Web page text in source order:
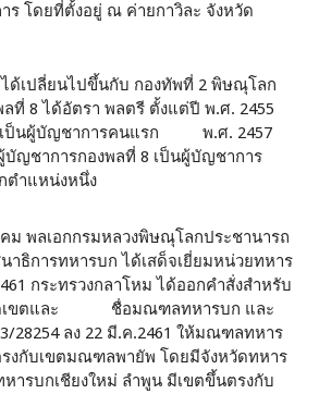
ร โดยที่ตั้งอยู่ ณ ค่ายกาวิละ จังหวัด
ได้เปลี่ยนไปขึ้นกับ กองทัพที่ 2 พิษณุโลก
ที่ 8 ได้อัตรา พลตรี ตั้งแต่ปี พ.ศ. 2455
เป็นผู้บัญชาการคนแรก พ.ศ. 2457
บัญชาการกองพลที่ 8 เป็นผู้บัญชาการ
ำแหน่งหนึ่ง
ม พลเอกกรมหลวงพิษณุโลกประชานารถ
าธิการทหารบก ได้เสด็จเยี่ยมหน่วยทหาร
กระทรวงกลาโหม ได้ออกคำสั่งสำหรับ
ดเขตและ ชื่อมณฑลทหารบก และ
28254 ลง 22 มี.ค.2461 ให้มณฑลทหาร
งกับเขตมณฑลพายัพ โดยมีจังหวัดทหาร
ารบกเชียงใหม่ ลำพูน มีเขตขึ้นตรงกับ